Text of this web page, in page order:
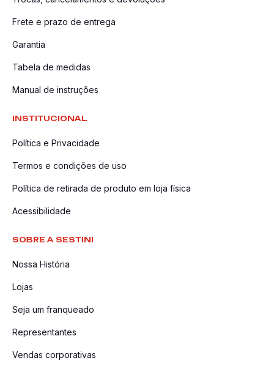
Frete e prazo de entrega
Garantia
Tabela de medidas
Manual de instruções
INSTITUCIONAL
Política e Privacidade
Termos e condições de uso
Política de retirada de produto em loja física
Acessibilidade
SOBRE A SESTINI
Nossa História
Lojas
Seja um franqueado
Representantes
Vendas corporativas